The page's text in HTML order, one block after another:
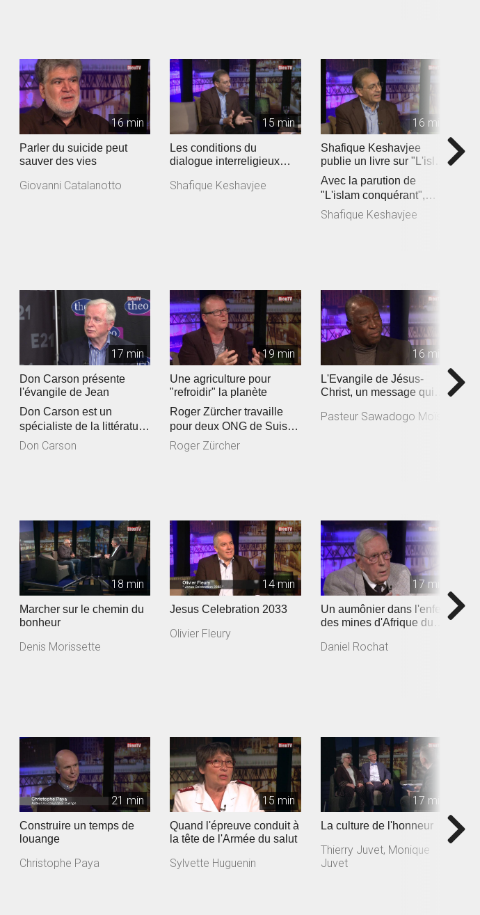
16 min
Parler du suicide peut
sauver des vies
Giovanni Catalanotto
15 min
Les conditions du
dialogue interreligieux
Shafique Keshavjee
16 min
Shafique Keshavjee
publie un livre sur "L'islam
conquérant" (2019)
Avec la parution de
"L'islam conquérant",
Shafique Keshavjee lance
un cri d’a...
Shafique Keshavjee
17 min
Don Carson présente
l'évangile de Jean
Don Carson est un
spécialiste de la littérature
du Nouveau Testament.
Don Carson
19 min
Une agriculture pour
"refroidir" la planète
Roger Zürcher travaille
pour deux ONG de Suisse
romande engagées
auprès des a...
Roger Zürcher
16 min
L'Evangile de Jésus-
Christ, un message qui
Pasteur Sawadogo Moïse
18 min
Marcher sur le chemin du
bonheur
Denis Morissette
14 min
Jesus Celebration 2033
Olivier Fleury
17 min
Un aumônier dans l'enfer
des mines d'Afrique du
Daniel Rochat
21 min
Construire un temps de
louange
Christophe Paya
15 min
Quand l'épreuve conduit à
la tête de l'Armée du salut
Sylvette Huguenin
17 min
La culture de l'honneur
Thierry Juvet, Monique
Juvet